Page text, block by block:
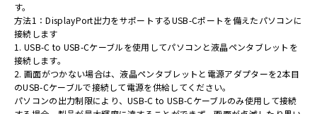
す。
方法1：DisplayPort出力をサポートするUSB-Cポートを備えたパソコンに
接続します
1. USB-C to USB-Cケーブルを使用してパソコンと液晶ペンタブレットを
接続します。
2. 画面がつかない場合は、液晶ペンタブレットと電源アダプターを2本目
のUSB-Cケーブルで接続して電源を供給してください。
パソコンの出力制限により、USB-C to USB-Cケーブルのみ使用して接続